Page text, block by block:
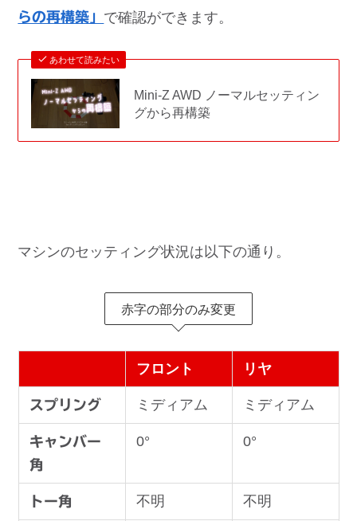
らの再構築」 で確認ができます。
あわせて読みたい
Mini-Z AWD ノーマルセッティン
グから再構築
マシンのセッティング状況は以下の通り。
赤字の部分のみ変更
フロント リヤ
スプリング ミディアム ミディアム
キャンバー
角
0° 0°
トー角 不明 不明